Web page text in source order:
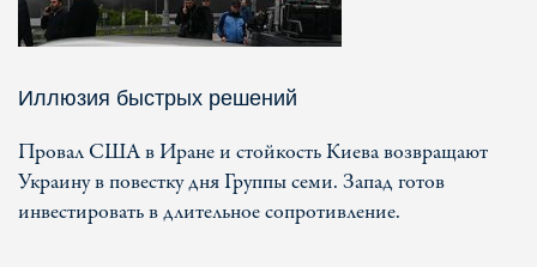
Иллюзия быстрых решений
Провал США в Иране и стойкость Киева возвращают
Украину в повестку дня Группы семи. Запад готов
инвестировать в длительное сопротивление.